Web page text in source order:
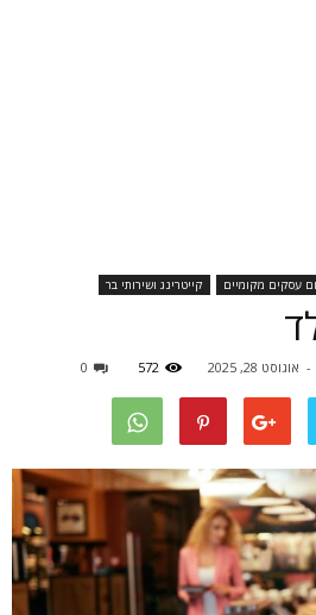
עסקים מקומיים קייטרינג ושירותי בר
- אוגוסט 28, 2025 572
0